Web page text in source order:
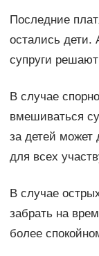
Последние
остались дети.
супруги
В случае
вмешиваться
за детей может
для всех
В случае
забрать на
более